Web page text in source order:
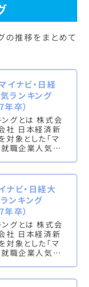
の推移をまとめて
イナビ・日経
ランキング
卒）
グとは 株式会
社 日本経済新
対象とした「マ
就職企業人気ラ
ナビ・日経大
ンキング
卒）
グとは 株式会
社 日本経済新
対象とした「マ
就職企業人気ラ